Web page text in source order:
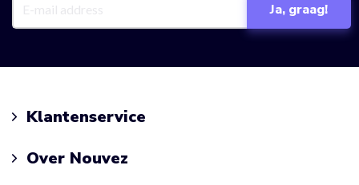
Klantenservice
Over Nouvez